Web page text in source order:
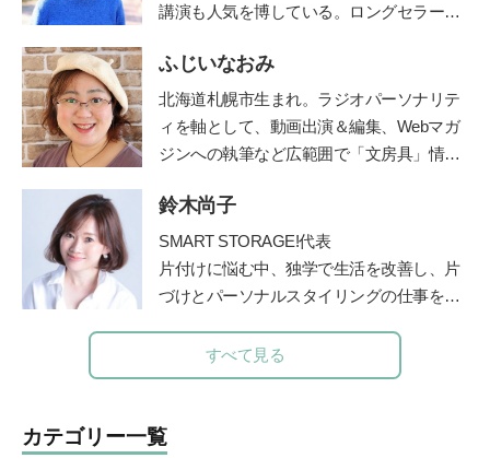
講演も人気を博している。ロングセラー絵
どものみかた 春夏秋冬』（福音館書
店）、『あなたが自分らしく生きれば、子
どもは幸せに育ちます』（小学館）、親向
けに『保育歴50年！愛子さんの子育てお悩
は、「みんなの学校」の木村泰子さんとの
対談『保育も教育も「教える」から「学
び」に変わらなきゃ』（小学館）。「りん
http://ringono-ki.org/
ふじいなおみ
北海道札幌市生まれ。ラジオパーソナリテ
ィを軸として、動画出演＆編集、Webマガ
ジンへの執筆など広範囲で「文房具」情報
て活動。社会人になったときに両親から贈
られた万年筆に、黒以外の様々な色のイン
クをいれて使えることを知り、一気にイン
クコレクター(インク沼)になる。ご当地イ
まれ)の母親としての視点から文房具を観
察し、レビュー記事を執筆している。
鈴木尚子
SMART STORAGE!代表
片付けに悩む中、独学で生活を改善し、片
づけとパーソナルスタイリングの仕事を開
メソッドを公開したブログが人気を呼びパ
ワーブロガーに。
現在は株式会社となる。日本初のクローゼ
ットオーガナイザー認定講師として人材育
すべて見る
カテゴリー一覧